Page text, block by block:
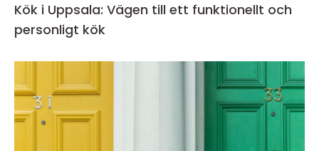
Kök i Uppsala: Vägen till ett funktionellt och
personligt kök